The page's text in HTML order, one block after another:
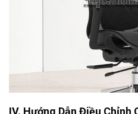
IV. Hướng Dẫn Điều Chỉnh